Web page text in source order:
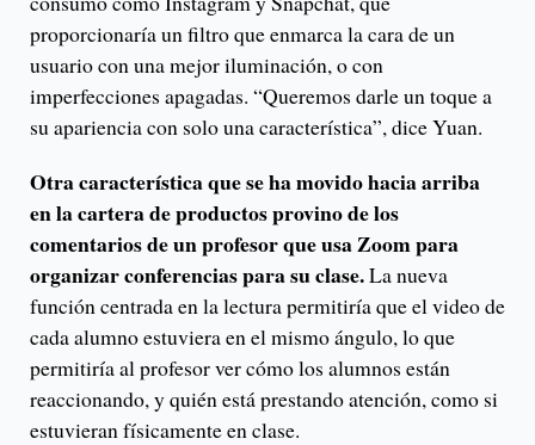
proporcionaría un filtro que enmarca la cara de un
usuario con una mejor iluminación, o con
imperfecciones apagadas. “Queremos darle un toque a
su apariencia con solo una característica”, dice Yuan.
Otra característica que se ha movido hacia arriba
en la cartera de productos provino de los
comentarios de un profesor que usa Zoom para
organizar conferencias para su clase.La nueva
función centrada en la lectura permitiría que el video de
cada alumno estuviera en el mismo ángulo, lo que
permitiría al profesor ver cómo los alumnos están
reaccionando, y quién está prestando atención, como si
estuvieran físicamente en clase.